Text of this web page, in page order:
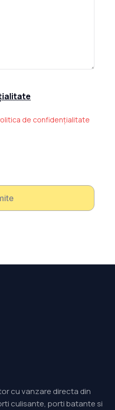
de confidențialitate
cu vanzare directa din
culisante, porti batante si